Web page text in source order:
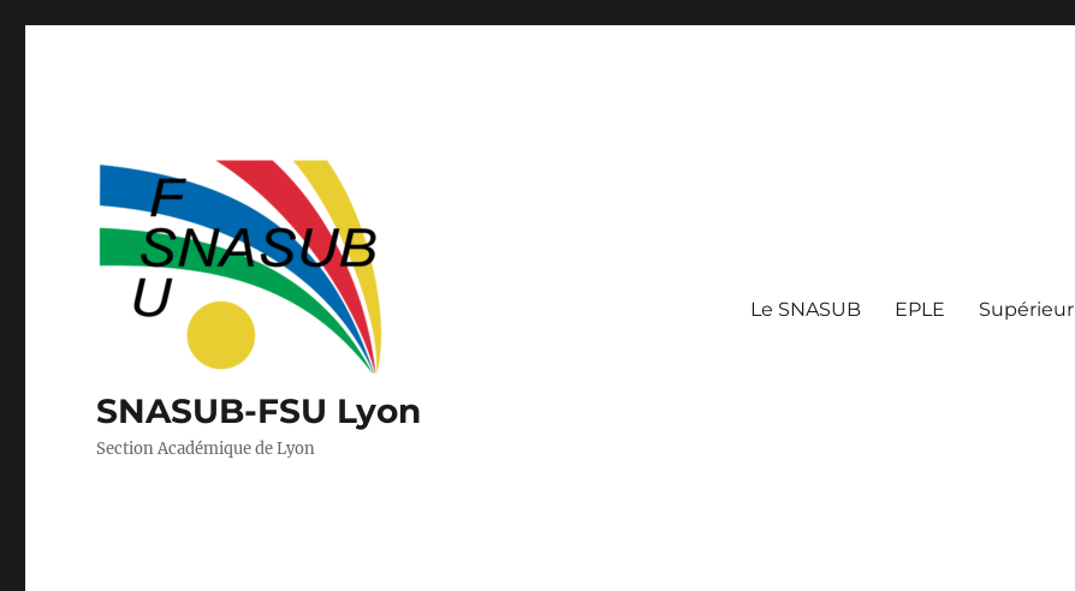
SNASUB-FSU Lyon
Section Académique de Lyon
Le SNASUB EPLE Supérieur